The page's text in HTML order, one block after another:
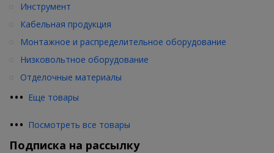
••• Еще товары
Инструмент
Кабельная продукция
Монтажное и распределительное оборудование
Низковольтное оборудование
Отделочные материалы
••• Посмотреть все товары
Подписка на рассылку